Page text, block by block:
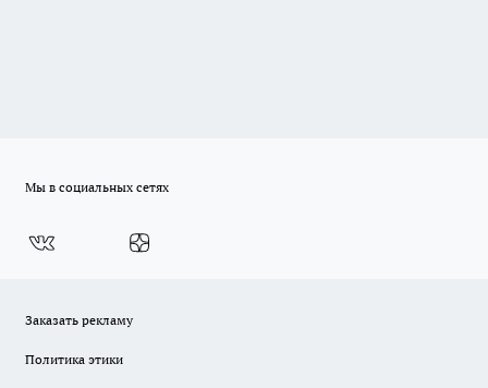
Мы в социальных сетях
Заказать рекламу
Политика этики